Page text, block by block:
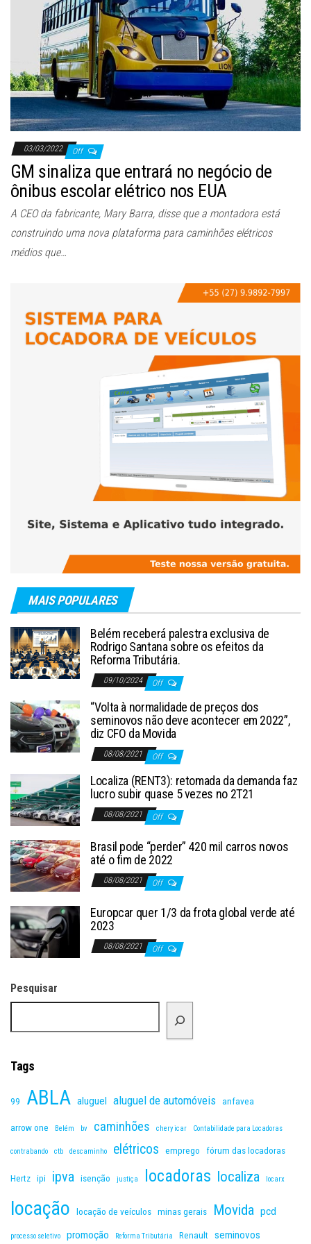
o
03/03/2022 Off
GM sinaliza que entrará no negócio de
ônibus escolar elétrico nos EUA
A CEO da fabricante, Mary Barra, disse que a montadora está
construindo uma nova plataforma para caminhões elétricos
médios que…
MAIS POPULARES
Belém receberá palestra exclusiva de
Rodrigo Santana sobre os efeitos da
Reforma Tributária.
09/10/2024 Off
“Volta à normalidade de preços dos
seminovos não deve acontecer em 2022”,
diz CFO da Movida
08/08/2021 Off
Localiza (RENT3): retomada da demanda faz
lucro subir quase 5 vezes no 2T21
08/08/2021 Off
Brasil pode “perder” 420 mil carros novos
até o fim de 2022
08/08/2021 Off
Europcar quer 1/3 da frota global verde até
2023
08/08/2021 Off
Pesquisar
Tags
99 ABLA aluguel aluguel de automóveis anfavea
arrow one Belém bv caminhões chery icar Contabilidade para Locadoras
contrabando ctb descaminho elétricos emprego fórum das locadoras
Hertz ipi ipva isenção justiça locadoras localiza locarx
locação locação de veículos minas gerais Movida pcd
processo seletivo promoção Reforma Tributária Renault seminovos